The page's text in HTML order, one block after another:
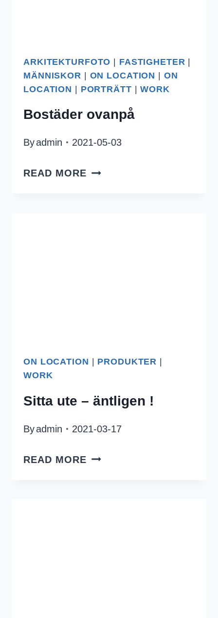
ARKITEKTURFOTO | FASTIGHETER |
MÄNNISKOR | ON LOCATION | ON
LOCATION | PORTRÄTT |WORK
Bostäder ovanpå
Byadmin 2021-05-03
READ MORE BOSTÄDER
ON LOCATION PRODUKTER
WORK
Sitta ute – äntligen !
Byadmin 2021-03-17
READ MORE SITTA